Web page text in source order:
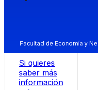
Facultad de Economía y
Si quieres
saber más
información